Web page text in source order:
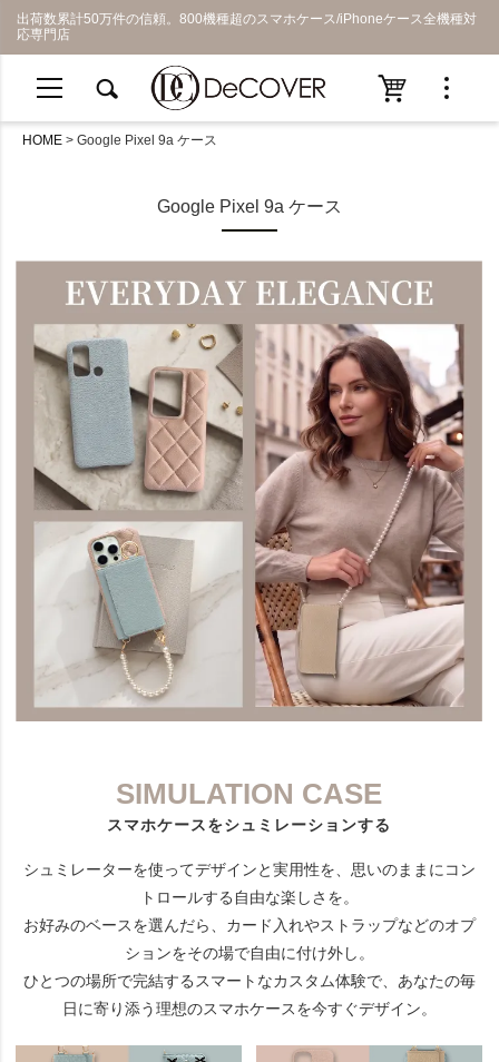
出荷数累計50万件の信頼。800機種超のスマホケース/iPhoneケース全機種対
応専門店
HOME Google Pixel 9a ケース
Google Pixel 9a ケース